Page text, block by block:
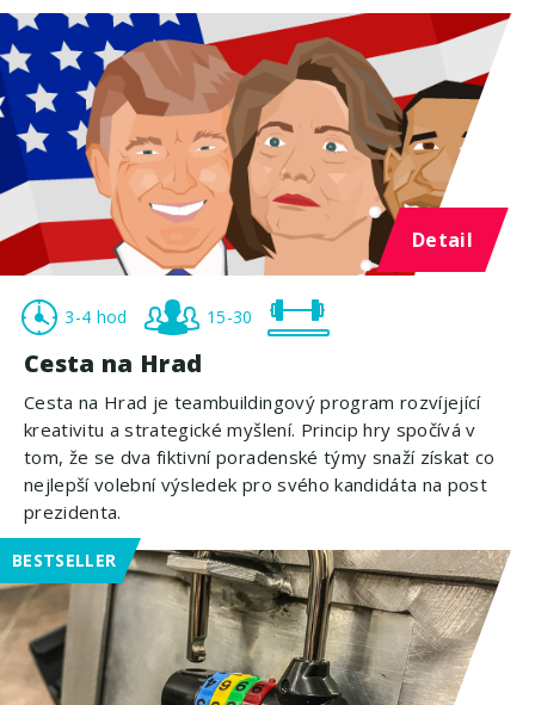
Detail
3-4 hod 15-30
Cesta na Hrad
Cesta na Hrad je teambuildingový program rozvíjející
kreativitu a strategické myšlení. Princip hry spočívá v
tom, že se dva fiktivní poradenské týmy snaží získat co
nejlepší volební výsledek pro svého kandidáta na post
prezidenta.
BESTSELLER